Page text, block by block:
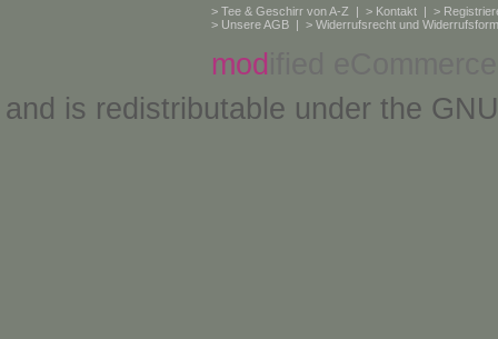
> Tee & Geschirr von A-Z | > Kontakt | >
> Unsere AGB | > Widerrufsrecht und
mod
and is redistributable under the